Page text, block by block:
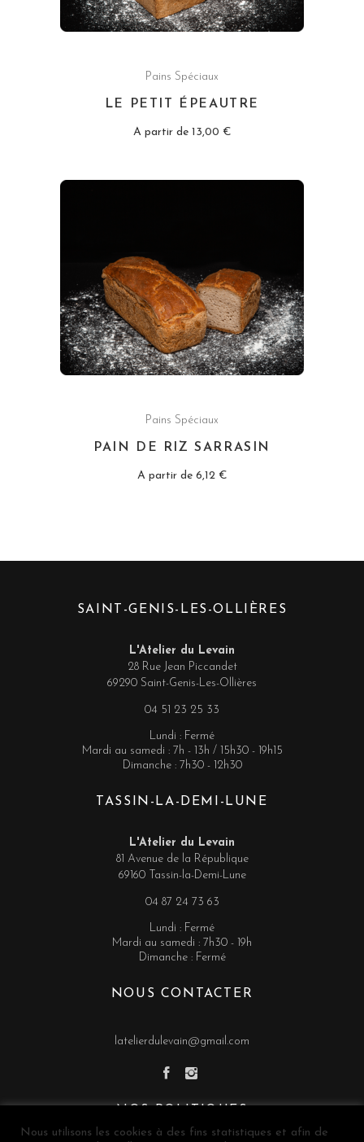
Pains Spéciaux
LE PETIT ÉPEAUTRE
A partir de 13,00 €
Pains Spéciaux
PAIN DE RIZ SARRASIN
A partir de 6,12 €
SAINT-GENIS-LES-OLLIÈRES
L'Atelier du Levain
28 Rue Jean Piccandet
69290 Saint-Genis-Les-Ollières
04 51 23 25 33
Lundi : Fermé
Mardi au samedi : 7h - 13h / 15h30 - 19h15
Dimanche : 7h30 - 12h30
TASSIN-LA-DEMI-LUNE
L'Atelier du Levain
81 Avenue de la République
69160 Tassin-la-Demi-Lune
04 87 24 73 63
Lundi : Fermé
Mardi au samedi : 7h30 - 19h
Dimanche : Fermé
NOUS CONTACTER
latelierdulevain@gmail.com
Nous utilisons les cookies à des fins statistiques et afin de